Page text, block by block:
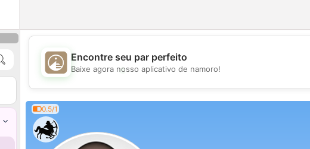
💖
Encontre seu par perfeito
Baixe agora nosso aplicativo de namoro!
0.5/1